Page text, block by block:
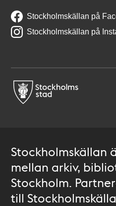
Stockholmskällan på
Stockholmskällan på
Stockholmskällan
mellan arkiv,
Stockholm.
till